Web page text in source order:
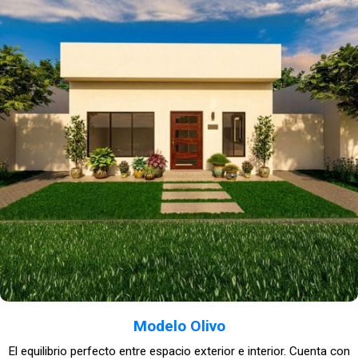
Modelo Olivo
El equilibrio perfecto entre espacio exterior e interior. Cuenta con